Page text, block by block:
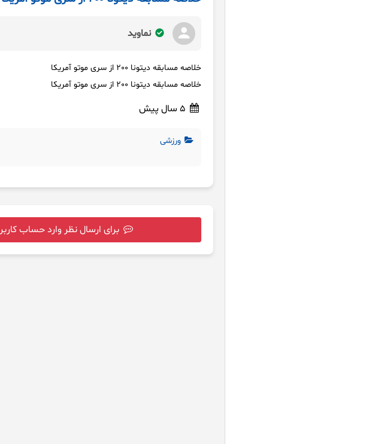
نماوید
خلاصه مسابقه دیتونا 200 از سری موتو آمریکا
خلاصه مسابقه دیتونا 200 از سری موتو آمریکا
ورزشی
برای ارسال نظر وارد حساب